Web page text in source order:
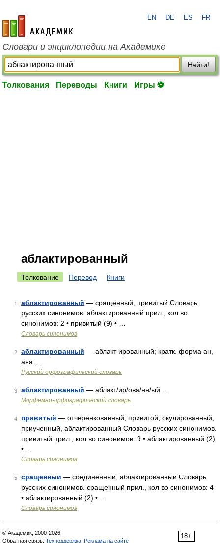
academic.ru
EN DE ES FR
Словари и энциклопедии на Академике
Найти!
Толкования Переводы Книги Игры ⚽
аблактированный
Толкование Перевод Книги
1 аблактированный — сращенный, привитый Словарь
русских синонимов. аблактированный прил., кол во
синонимов: 2 • привитый (9) • …
Словарь синонимов
2 аблактированный — аблакт ированный; кратк. форма ан,
ана …
Русский орфографический словарь
3 аблактированный — аблакт/ир/ова/нн/ый …
Морфемно-орфографический словарь
4 привитый — отчеренкованный, привитой, окулированный,
приученный, аблактированный Словарь русских синонимов.
привитый прил., кол во синонимов: 9 • аблактированный (2)
• …
Словарь синонимов
5 сращенный — соединенный, аблактированный Словарь
русских синонимов. сращенный прил., кол во синонимов: 4
• аблактированный (2) • …
Словарь синонимов
18+
© Академик, 2000-2026
Обратная связь: Техподдержка Реклама на сайте